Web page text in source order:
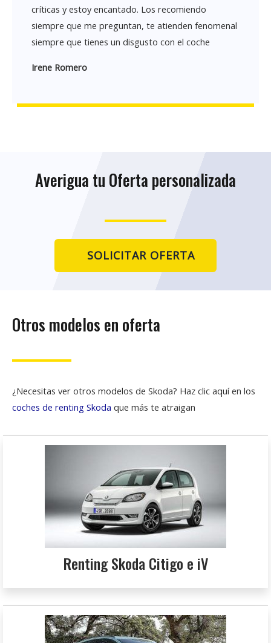
críticas y estoy encantado. Los recomiendo
siempre que me preguntan, te atienden fenomenal
siempre que tienes un disgusto con el coche
Irene Romero
Averigua tu Oferta personalizada
SOLICITAR OFERTA
Otros modelos en oferta
¿Necesitas ver otros modelos de Skoda? Haz clic aquí en los
coches de renting Skoda que más te atraigan
Renting Skoda Citigo e iV